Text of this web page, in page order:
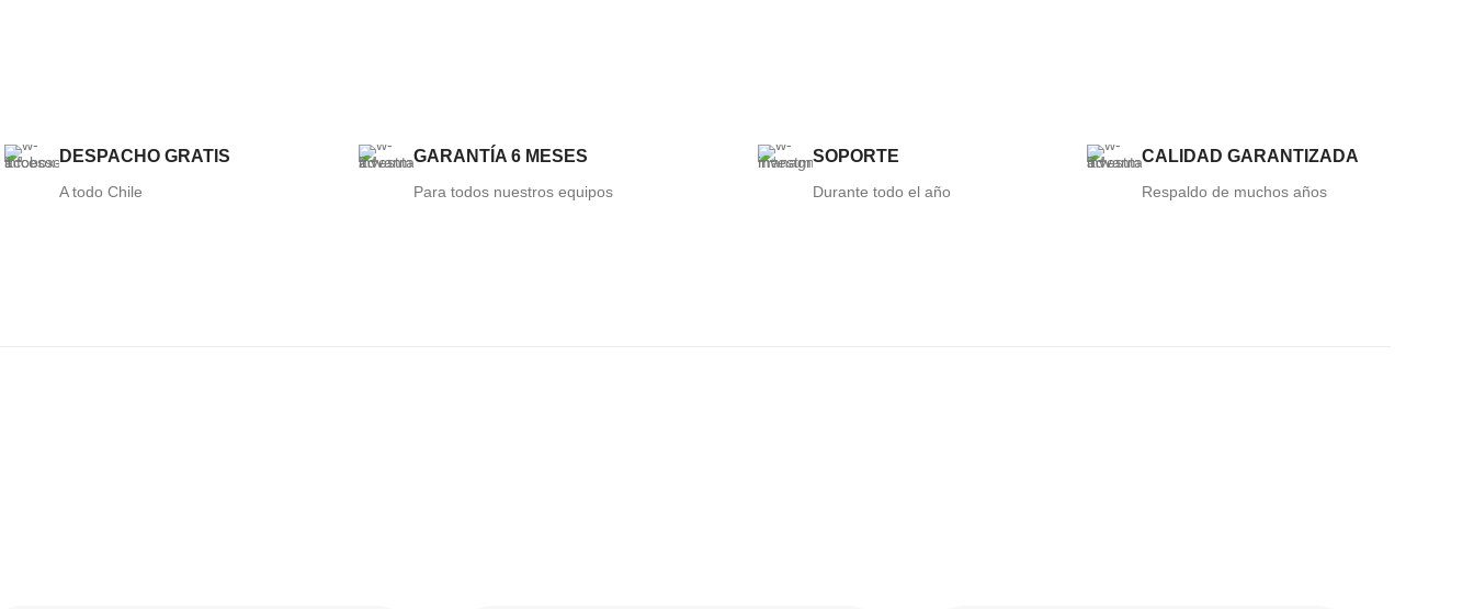
DESPACHO GRATIS
A todo Chile
GARANTÍA 6 MESES
Para todos nuestros equipos
SOPORTE
Durante todo el año
CALIDAD GARANTIZADA
Respaldo de muchos años